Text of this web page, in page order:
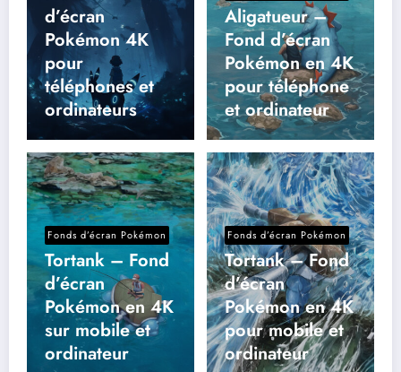
d’écran
Pokémon 4K
pour
téléphones et
ordinateurs
Aligatueur –
Fond d’écran
Pokémon en 4K
pour téléphone
et ordinateur
Fonds d’écran Pokémon
Tortank – Fond
d’écran
Pokémon en 4K
sur mobile et
ordinateur
Fonds d’écran Pokémon
Tortank – Fond
d’écran
Pokémon en 4K
pour mobile et
ordinateur